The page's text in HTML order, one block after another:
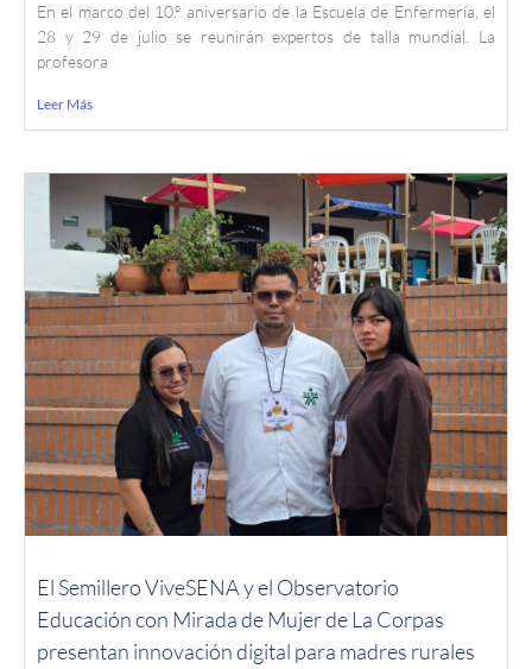
En el marco del 10.º aniversario de la Escuela de Enfermería, el
28 y 29 de julio se reunirán expertos de talla mundial. La
profesora
Leer Más
El Semillero ViveSENA y el Observatorio
Educación con Mirada de Mujer de La Corpas
presentan innovación digital para madres rurales